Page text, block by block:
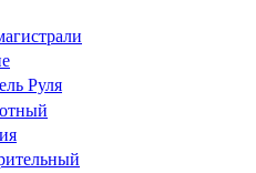
Руля